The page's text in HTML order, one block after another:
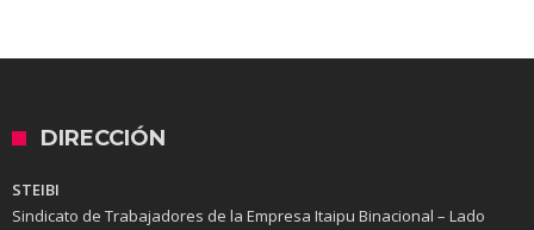
DIRECCIÓN
STEIBI
Sindicato de Trabajadores de la Empresa Itaipu Binacional – Lado